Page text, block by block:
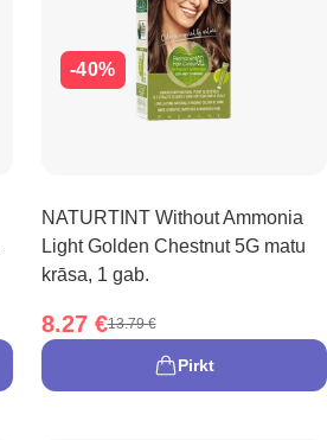
-40%
NATURTINT Without Ammonia
Light Golden Chestnut 5G matu
krāsa, 1 gab.
8.27 €13.79 €
Pirkt